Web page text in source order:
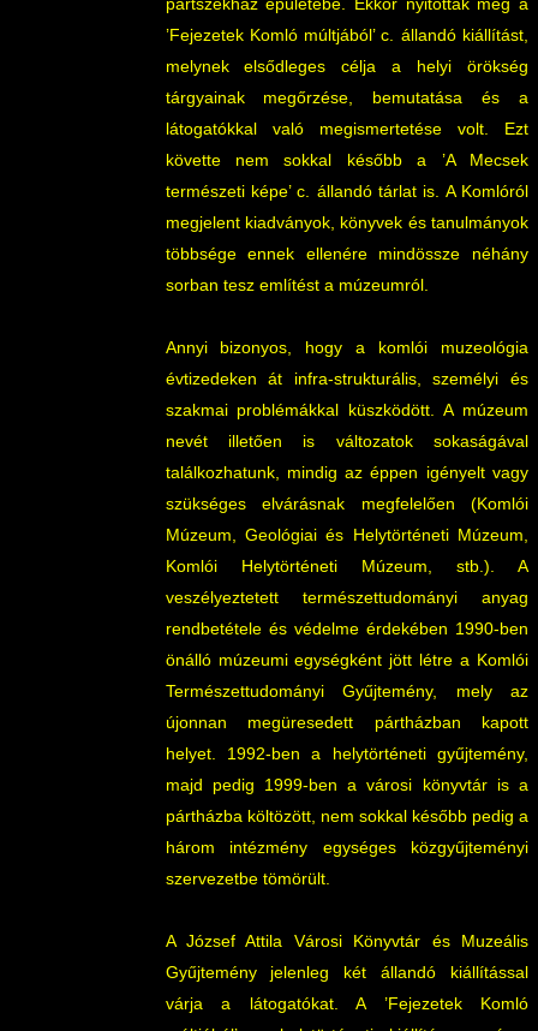
pártszékház épületébe. Ekkor nyitották meg a
’Fejezetek Komló múltjából’ c. állandó kiállítást,
melynek elsődleges célja a helyi örökség
tárgyainak megőrzése, bemutatása és a
látogatókkal való megismertetése volt. Ezt
követte nem sokkal később a ’A Mecsek
természeti képe’ c. állandó tárlat is. A Komlóról
megjelent kiadványok, könyvek és tanulmányok
többsége ennek ellenére mindössze néhány
sorban tesz említést a múzeumról.
Annyi bizonyos, hogy a komlói muzeológia
évtizedeken át infra-strukturális, személyi és
szakmai problémákkal küszködött. A múzeum
nevét illetően is változatok sokaságával
találkozhatunk, mindig az éppen igényelt vagy
szükséges elvárásnak megfelelően (Komlói
Múzeum, Geológiai és Helytörténeti Múzeum,
Komlói Helytörténeti Múzeum, stb.). A
veszélyeztetett természettudományi anyag
rendbetétele és védelme érdekében 1990-ben
önálló múzeumi egységként jött létre a Komlói
Természettudományi Gyűjtemény, mely az
újonnan megüresedett pártházban kapott
helyet. 1992-ben a helytörténeti gyűjtemény,
majd pedig 1999-ben a városi könyvtár is a
pártházba költözött, nem sokkal később pedig a
három intézmény egységes közgyűjteményi
szervezetbe tömörült.
A József Attila Városi Könyvtár és Muzeális
Gyűjtemény jelenleg két állandó kiállítással
várja a látogatókat. A ’Fejezetek Komló